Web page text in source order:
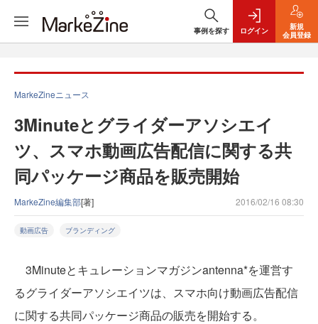
事例を探す ログイン
新規
会員登録
MarkeZineニュース
3Minuteとグライダーアソシエイ
ツ、スマホ動画広告配信に関する共
同パッケージ商品を販売開始
MarkeZine編集部[著] 2016/02/16 08:30
動画広告 ブランディング
3Minuteとキュレーションマガジンantenna*を運営す
るグライダーアソシエイツは、スマホ向け動画広告配信
に関する共同パッケージ商品の販売を開始する。